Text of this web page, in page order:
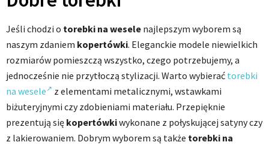
Jeśli chodzi o torebki na wesele najlepszym wyborem są
naszym zdaniem kopertówki. Eleganckie modele niewielkich
rozmiarów pomieszczą wszystko, czego potrzebujemy, a
jednocześnie nie przytłoczą stylizacji. Warto wybierać torebki
na wesele
z elementami metalicznymi, wstawkami
biżuteryjnymi czy zdobieniami materiału. Przepięknie
prezentują się kopertówkiwykonane z połyskującej satyny czy
z lakierowaniem. Dobrym wyborem są także torebki na